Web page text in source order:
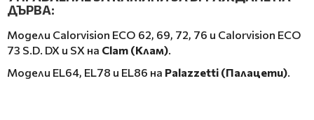
ДЪРВА:
Модели Calorvision ECO 62, 69, 72, 76 и Calorvision ECO
73 S.D. DX и SX на Clam (Клам).
Модели EL64, EL78 и EL86 на Palazzetti (Палацети).